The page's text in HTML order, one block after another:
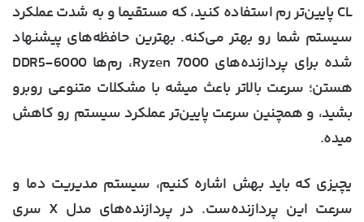
CL پایین‌تر رم استفاده کنید، که مستقیما و به شدت عملکرد
سیستم شما رو بهتر می‌کنه. بهترین حافظه‌‎های پیشنهاد
شده برای پردازنده‌های Ryzen 7000، رم‌ها DDR5-6000
هستن؛ سرعت بالاتر باعث میشه با مشکلات متنوعی روبرو
بشید، و همچنین سرعت پایین‌تر عملکرد سیستم رو کاهش
میده.
یچیزی که باید بهش اشاره کنیم، سیستم مدیریت دما و
سرعت این پردازنده‌ست. در پردازنده‌های مدل X سری